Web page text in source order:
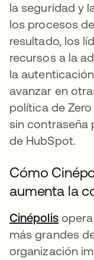
la seguridad y
los procesos
resultado, los
recursos a la
la
avanzar en
política de
sin contraseña
de HubSpot.
Cómo
aumenta la
Cinépolisse
opera
más grandes
organización